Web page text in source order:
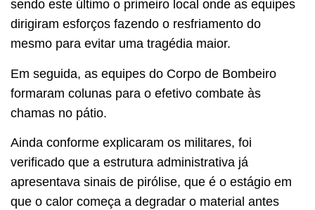
sendo este último o primeiro local onde as equipes
dirigiram esforços fazendo o resfriamento do
mesmo para evitar uma tragédia maior.
Em seguida, as equipes do Corpo de Bombeiro
formaram colunas para o efetivo combate às
chamas no pátio.
Ainda conforme explicaram os militares, foi
verificado que a estrutura administrativa já
apresentava sinais de pirólise, que é o estágio em
que o calor começa a degradar o material antes